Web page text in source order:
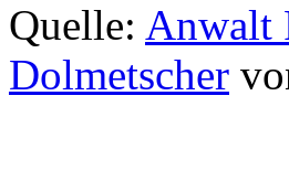
Quelle: Anwalt
Dolmetscher